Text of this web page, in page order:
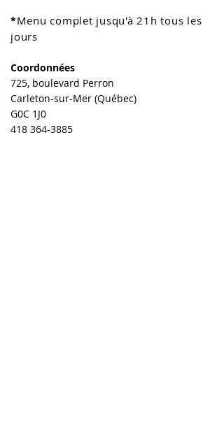
*Menu complet jusqu'à 21 h tous les
jours
Coordonnées
725, boulevard Perron
Carleton-sur-Mer (Québec)
G0C 1J0
418 364-3885